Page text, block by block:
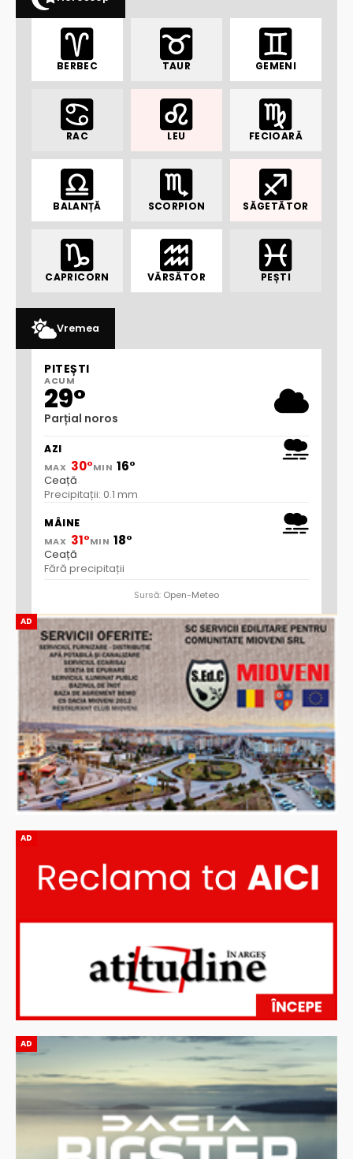
AD
AD
AD
BERBEC TAUR GEMENI
RAC LEU FECIOARĂ
BALANȚĂ SCORPION SĂGETĂTOR
CAPRICORN VĂRSĂTOR PEȘTI
Vremea
PITEȘTI
ACUM
29°
Parțial noros
AZI
MAX 30°MIN 16°
Ceață
Precipitații: 0.1 mm
MÂINE
MAX 31°MIN 18°
Ceață
Fără precipitații
Sursă: Open-Meteo